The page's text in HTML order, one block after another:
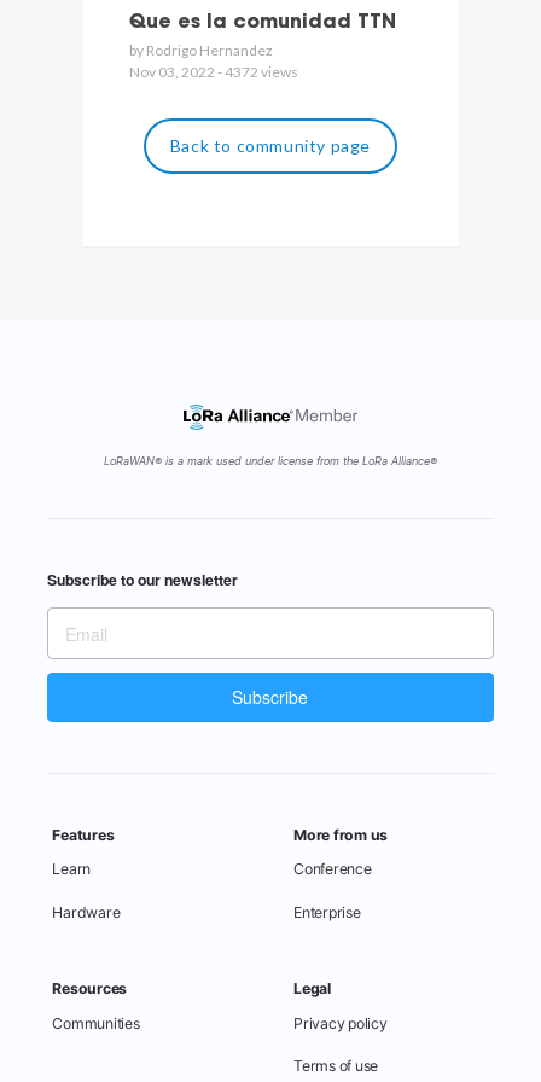
Que es la comunidad TTN
by Rodrigo Hernandez
Nov 03, 2022 - 4372 views
Back to community page